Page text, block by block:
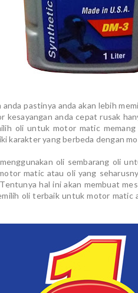
pastinya anda akan lebih
anda cepat rusak
oli untuk motor matic
karakter yang berbeda dengan
oli sembarang oli
matic atau oli yang
hal ini akan membuat
oli terbaik untuk motor matic